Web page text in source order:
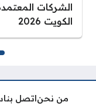
الشركات
الكويت 2026
من نحناتصل بنا